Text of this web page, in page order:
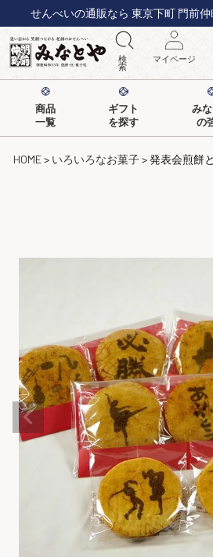
せんべいの通販なら 東京下町 門前仲
検
索
マイページ
商品
一覧
ギフト
を探す
み
の
HOME いろいろなお菓子 発表会煎餅